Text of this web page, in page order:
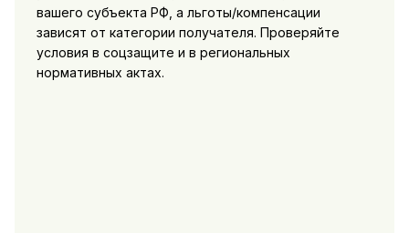
вашего субъекта РФ, а льготы/компенсации
зависят от категории получателя. Проверяйте
условия в соцзащите и в региональных
нормативных актах.